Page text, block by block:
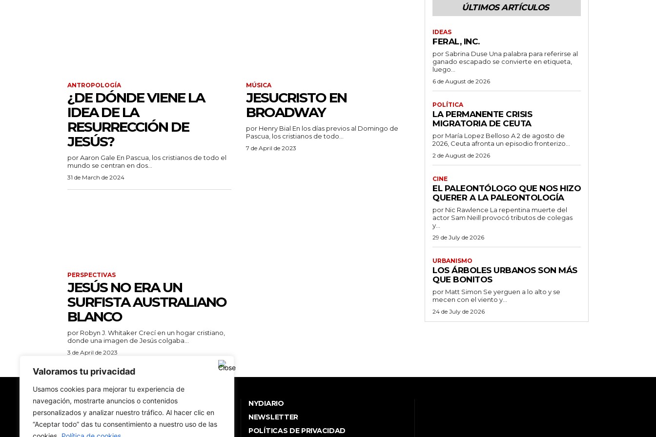
Valoramos tu privacidad
Usamos cookies para mejorar tu experiencia de
navegación, mostrarte anuncios o contenidos
personalizados y analizar nuestro tráfico. Al hacer clic en
“Aceptar todo” das tu consentimiento a nuestro uso de las
ANTROPOLOGÍA
¿DE DÓNDE VIENE LA
IDEA DE LA
RESURRECCIÓN DE
JESÚS?
por Aaron Gale En Pascua, los cristianos de todo el
mundo se centran en dos...
31 de March de 2024
MÚSICA
JESUCRISTO EN
BROADWAY
por Henry Bial En los días previos al Domingo de
Pascua, los cristianos de todo...
7 de April de 2023
PERSPECTIVAS
JESÚS NO ERA UN
SURFISTA AUSTRALIANO
BLANCO
por Robyn J. Whitaker Crecí en un hogar cristiano,
donde una imagen de Jesús colgaba...
3 de April de 2023
ÚLTIMOS ARTÍCULOS
IDEAS
FERAL, INC.
por Sabrina Duse Una palabra para referirse al
ganado escapado se convierte en etiqueta,
luego...
6 de August de 2026
POLÍTICA
LA PERMANENTE CRISIS
MIGRATORIA DE CEUTA
por María Lopez Belloso A 2 de agosto de
2026, Ceuta afronta un episodio fronterizo...
2 de August de 2026
CINE
EL PALEONTÓLOGO QUE NOS HIZO
QUERER A LA PALEONTOLOGÍA
por Nic Rawlence La repentina muerte del
actor Sam Neill provocó tributos de colegas
y...
29 de July de 2026
URBANISMO
LOS ÁRBOLES URBANOS SON MÁS
QUE BONITOS
por Matt Simon Se yerguen a lo alto y se
mecen con el viento y...
24 de July de 2026
New York Diario
Revista digital con nombre de diario de papel.
Hecha en Nueva York. En traducción. En español.
NYDIARIO
NEWSLETTER
POLÍTICAS DE PRIVACIDAD